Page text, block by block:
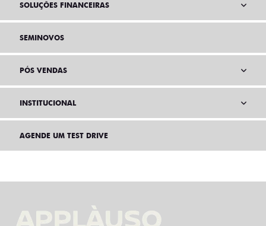
SOLUÇÕES FINANCEIRAS
SEMINOVOS
PÓS VENDAS
INSTITUCIONAL
AGENDE UM TEST DRIVE